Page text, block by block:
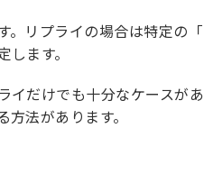
リプライの場合は特定の
ます。
だけでも十分なケースが
法があります。